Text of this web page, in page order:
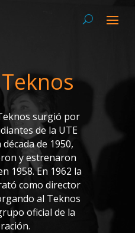
surgió por
de la UTE
de 1950,
y estrenaron
1958. En 1962 la
como director
al Teknos
oficial de la